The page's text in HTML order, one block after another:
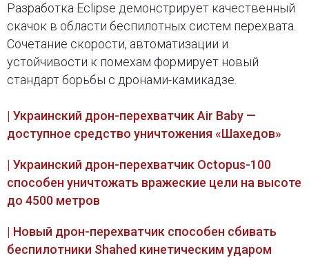
Разработка Eclipse демонстрирует качественный
скачок в области беспилотных систем перехвата.
Сочетание скорости, автоматизации и
устойчивости к помехам формирует новый
стандарт борьбы с дронами-камикадзе.
| Украинский дрон-перехватчик Air Baby —
доступное средство уничтожения «Шахедов»
| Украинский дрон-перехватчик Octopus-100
способен уничтожать вражеские цели на высоте
до 4500 метров
| Новый дрон-перехватчик способен сбивать
беспилотники Shahed кинетическим ударом